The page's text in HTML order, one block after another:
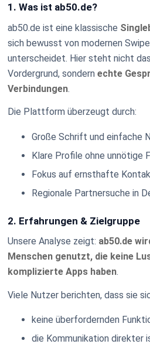
1. Was ist ab50.de?
ab50.de ist eine klassische
sich bewusst von modernen
unterscheidet. Hier steht nicht
Vordergrund, sondernechte
Verbindungen.
Die Plattform überzeugt durch:
Große Schrift und einfache
Klare Profile ohne unnötige
Fokus auf ernsthafte
Regionale Partnersuche in
2. Erfahrungen & Zielgruppe
Unsere Analyse zeigt: ab50.de
Menschen genutzt, die keine
komplizierte Apps haben.
Viele Nutzer berichten, dass sie
keine überfordernden
die Kommunikation direkter